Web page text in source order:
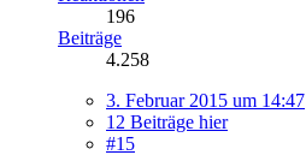
196
Beiträge
4.258
3. Februar 2015 um 14:47
12 Beiträge hier
#15